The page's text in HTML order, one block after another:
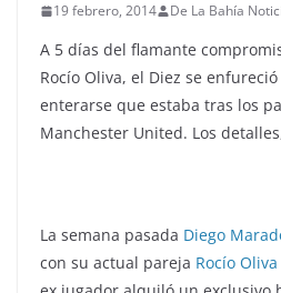
19 febrero, 2014 De La Bahía
A 5 días del flamante
Rocío Oliva, el Diez se
enterarse que estaba tras los
Manchester United. Los
La semana pasada Diego
con su actual pareja Rocío Oliva